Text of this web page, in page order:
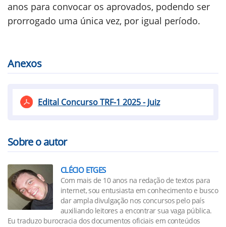
anos para convocar os aprovados, podendo ser
prorrogado uma única vez, por igual período.
Anexos
Edital Concurso TRF-1 2025 - Juiz
Sobre o autor
CLÉCIO ETGES
Com mais de 10 anos na redação de textos para
internet, sou entusiasta em conhecimento e busco
dar ampla divulgação nos concursos pelo país
auxiliando leitores a encontrar sua vaga pública.
Eu traduzo burocracia dos documentos oficiais em conteúdos